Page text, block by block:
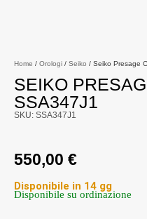
Home / Orologi / Seiko / Seiko Presage
SEIKO
SSA347J1
SKU: SSA347J1
550,00 €
Disponibile in 14 gg
Disponibile su ordinazione